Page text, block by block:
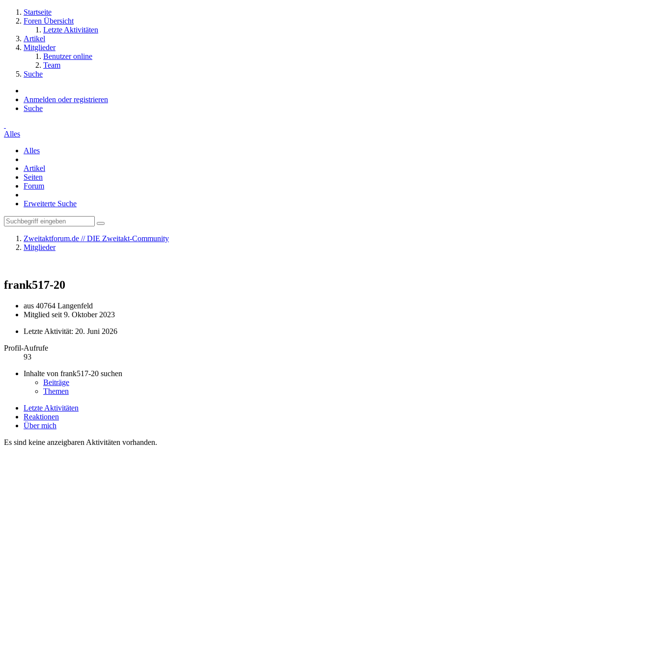
Startseite
Foren Übersicht
Letzte Aktivitäten
Artikel
Mitglieder
Benutzer online
Team
Suche
Anmelden oder registrieren
Suche
Alles
Alles
Artikel
Seiten
Forum
Erweiterte Suche
Zweitaktforum.de // DIE Zweitakt-Community
Mitglieder
frank517-20
aus 40764 Langenfeld
Mitglied seit 9. Oktober 2023
Letzte Aktivität: 20. Juni 2026
Profil-Aufrufe
93
Inhalte von frank517-20 suchen
Beiträge
Themen
Letzte Aktivitäten
Reaktionen
Über mich
Es sind keine anzeigbaren Aktivitäten vorhanden.